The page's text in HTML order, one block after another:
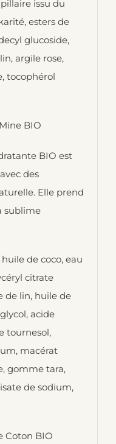
issu du
esters de
glucoside,
argile rose,
tocophérol
BIO
BIO est
des
Elle prend
sublime
de coco, eau
citrate
de lin, huile de
acide
tournesol,
macérat
gomme tara,
de sodium,
Coton BIO